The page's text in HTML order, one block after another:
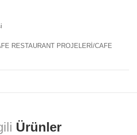
RESTAURANT PROJELERİ/CAFE
Ürünler